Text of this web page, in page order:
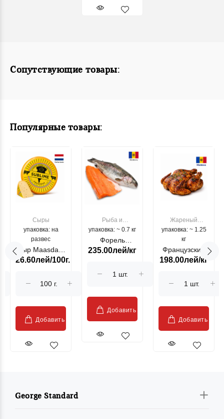
Сопутствующие товары:
Популярные товары:
Сыры
упаковка: на
развес
Сыр Maasdam
Sublime Cow
26.60лей/100г.
Добавить
Рыба и
морепродукты
упаковка: ~ 0.7 кг
Форель
лососевая
Moldovenesc"
235.00лей/кг
Добавить
Жареный
цыпленок
упаковка: ~ 1.25
кг
Французский
гриль, кг
198.00лей/кг
Добавить
George Standard